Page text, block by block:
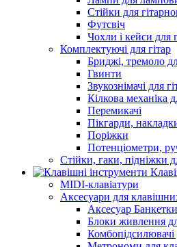
Стійки для
Футсвіч
Чохли і кейси для
Комплектуючі для гітар
Бриджі, тремоло
Гвинти
Звукознімачі для
Кілкова механіка
Перемикачі
Пікгарди,
Поріжки
Потенціометри,
Стійки, гаки, підніжки
MIDI-клавіатури
Аксесуари для
Аксесуар Банкетки
Блоки живлення